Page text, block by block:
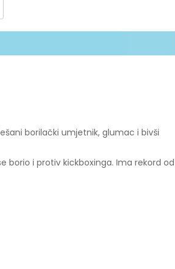
borilački umjetnik, glumac i bivši
borio i protiv kickboxinga. Ima rekord od